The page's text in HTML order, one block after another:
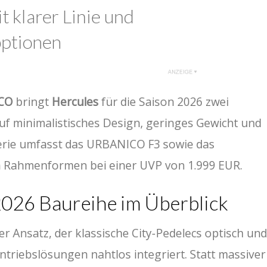
klarer Linie und
bringt Herculesfür die Saison 2026 zwei
minimalistisches Design, geringes Gewicht und
umfasst das URBANICO F3 sowie das
bei einer UVP von 1.999 EUR.
Baureihe im Überblick
Ansatz, der klassische City-Pedelecs optisch und
nahtlos integriert. Statt massiver